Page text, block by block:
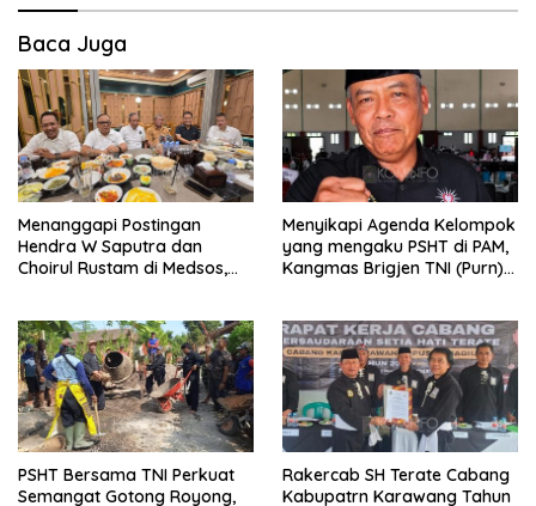
Baca Juga
Menanggapi Postingan
Hendra W Saputra dan
Choirul Rustam di Medsos,
Menyikapi Agenda Kelompok
yang mengaku PSHT di PAM,
Kangmas Brigjen TNI (Purn)
PSHT Bersama TNI Perkuat
Semangat Gotong Royong,
Rakercab SH Terate Cabang
Kabupatrn Karawang Tahun